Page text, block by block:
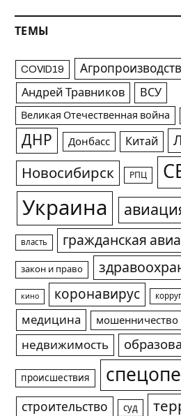
ТЕМЫ
COVID19
Андрей Травников ВСУ
Великая Отечественная война
ДНР Донбасс Китай
Новосибирск РПЦ
Украина
власть гражданская
закон и право
кино коронавирус
медицина
мошенничество
недвижимость
происшествия
строительство суд